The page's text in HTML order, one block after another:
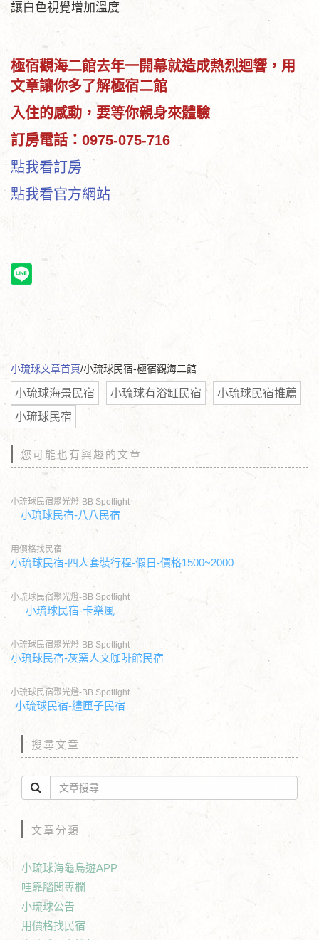
讓白色視覺增加溫度
極宿觀海二館去年一開幕就造成熱烈迴響，用
文章讓你多了解極宿二館
入住的感動，要等你親身來體驗
訂房電話：0975-075-716
點我看訂房
點我看官方網站
小琉球文章首頁/小琉球民宿-極宿觀海二館
小琉球海景民宿 小琉球有浴缸民宿
小琉球民宿推薦
小琉球民宿
您可能也有興趣的文章
小琉球民宿聚光燈-BB Spotlight
小琉球民宿-八八民宿
用價格找民宿
小琉球民宿-四人套裝行程-假日-價格1500~2000
小琉球民宿聚光燈-BB Spotlight
小琉球民宿-卡樂風
小琉球民宿聚光燈-BB Spotlight
小琉球民宿-灰窯人文咖啡館民宿
小琉球民宿聚光燈-BB Spotlight
小琉球民宿-繣匣子民宿
搜尋文章
文章分類
小琉球海龜島遊APP
哇靠腦闆專欄
小琉球公告
用價格找民宿